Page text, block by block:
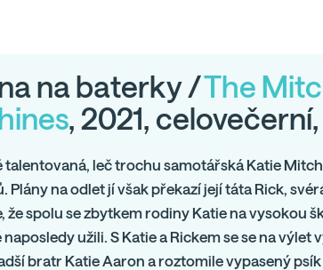
na baterky /The
, 2021, celovečerní,
talentovaná, leč trochu samotářská Katie
Plány na odlet jí však překazí její táta Rick,
že spolu se zbytkem rodiny Katie na vysokou
naposledy užili. S Katie a Rickem se se na
bratr Katie Aaron a roztomile vypasený